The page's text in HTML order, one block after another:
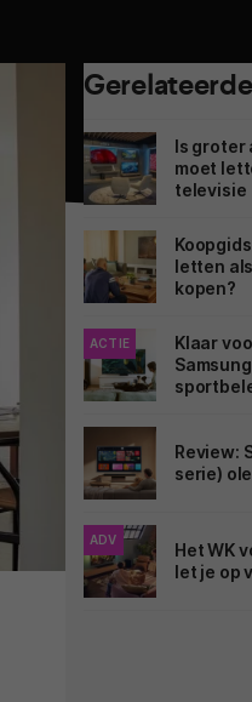
Is groter
moet
televisie
letten
kopen?
ACTIE
Klaar
Review:
serie)
ADV
Het WK
let je op